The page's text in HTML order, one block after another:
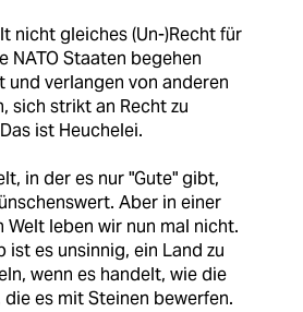
nicht gleiches (Un-)Recht für
NATO Staaten begehen
und verlangen von anderen
sich strikt an Recht zu
ist Heuchelei.
in der es nur "Gute" gibt,
Aber in einer
Welt leben wir nun mal nicht.
ist es unsinnig, ein Land zu
wenn es handelt, wie die
die es mit Steinen bewerfen.